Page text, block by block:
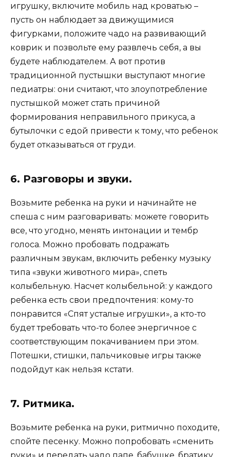
игрушку, включите мобиль над кроватью –
пусть он наблюдает за движущимися
фигурками, положите чадо на развивающий
коврик и позвольте ему развлечь себя, а вы
будете наблюдателем. А вот против
традиционной пустышки выступают многие
педиатры: они считают, что злоупотребление
пустышкой может стать причиной
формирования неправильного прикуса, а
бутылочки с едой привести к тому, что ребенок
будет отказываться от груди.
6. Разговоры и звуки.
Возьмите ребенка на руки и начинайте не
спеша с ним разговаривать: можете говорить
все, что угодно, менять интонации и тембр
голоса. Можно пробовать подражать
различным звукам, включить ребенку музыку
типа «звуки животного мира», спеть
колыбельную. Насчет колыбельной: у каждого
ребенка есть свои предпочтения: кому-то
понравится «Спят усталые игрушки», а кто-то
будет требовать что-то более энергичное с
соответствующим покачиванием при этом.
Потешки, стишки, пальчиковые игры также
подойдут как нельзя кстати.
7. Ритмика.
Возьмите ребенка на руки, ритмично походите,
спойте песенку. Можно попробовать «сменить
руки» и передать чадо папе, бабушке, братику